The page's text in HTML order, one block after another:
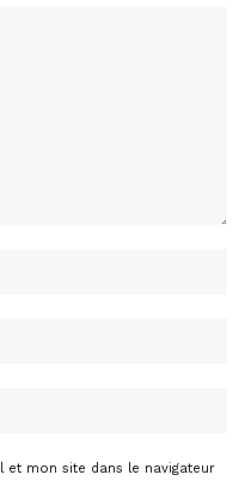
mon site dans le navigateur